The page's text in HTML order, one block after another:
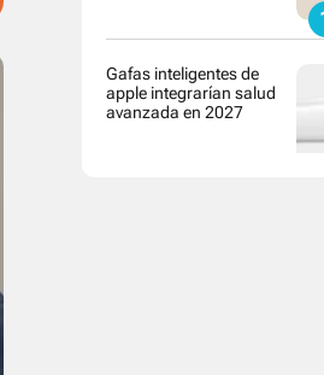
Gafas inteligentes de
apple integrarían salud
avanzada en 2027